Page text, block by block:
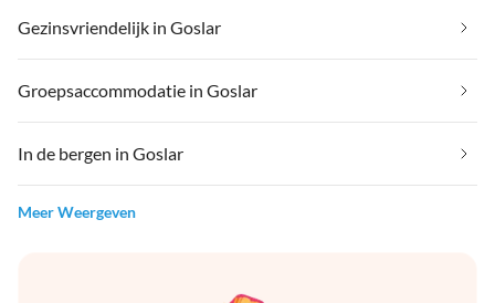
Gezinsvriendelijk in Goslar
Groepsaccommodatie in Goslar
In de bergen in Goslar
Meer Weergeven